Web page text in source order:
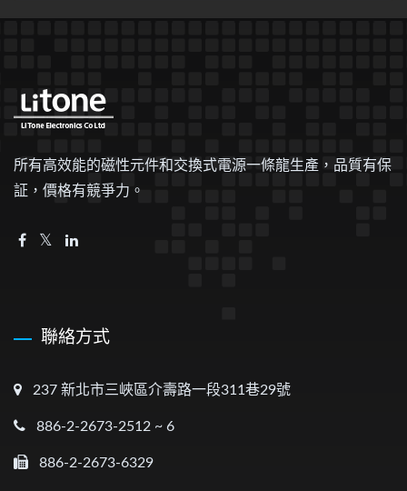
所有高效能的磁性元件和交換式電源一條龍生產，品質有保
証，價格有競爭力。
聯絡方式
237 新北市三峽區介壽路一段311巷29號
886-2-2673-2512 ~ 6
886-2-2673-6329